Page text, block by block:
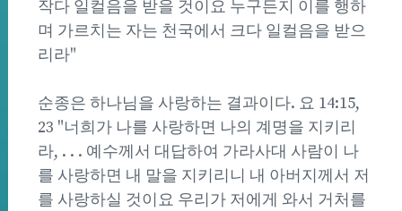
작다 일컬음을 받을 것이요 누구든지 이를 행하
며 가르치는 자는 천국에서 크다 일컬음을 받으
리라"
순종은 하나님을 사랑하는 결과이다. 요 14:15,
23 "너희가 나를 사랑하면 나의 계명을 지키리
라, . . . 예수께서 대답하여 가라사대 사람이 나
를 사랑하면 내 말을 지키리니 내 아버지께서 저
를 사랑하실 것이요 우리가 저에게 와서 거처를